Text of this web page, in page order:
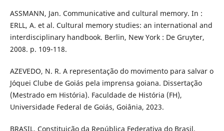
ASSMANN, Jan. Communicative and cultural memory. In :
ERLL, A. et al. Cultural memory studies: an international and
interdisciplinary handbook. Berlin, New York : De Gruyter,
2008. p. 109-118.
AZEVEDO, N. R. A representação do movimento para salvar o
Jóquei Clube de Goiás pela imprensa goiana. Dissertação
(Mestrado em História). Faculdade de História (FH),
Universidade Federal de Goiás, Goiânia, 2023.
BRASIL. Constituição da República Federativa do Brasil.